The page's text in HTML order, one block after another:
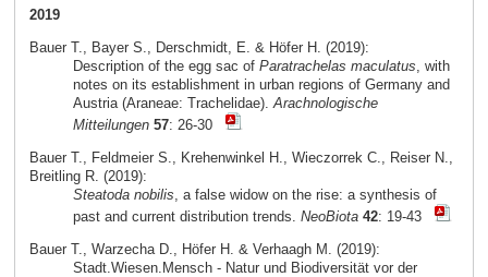
2019
Bauer T., Bayer S., Derschmidt, E. & Höfer H. (2019):
Description of the egg sac of Paratrachelas maculatus , with
notes on its establishment in urban regions of Germany and
Austria (Araneae: Trachelidae). Arachnologische
Mitteilungen 57: 26-30
Bauer T., Feldmeier S., Krehenwinkel H., Wieczorrek C., Reiser N.,
Breitling R. (2019):
Steatoda nobilis , a false widow on the rise: a synthesis of
past and current distribution trends. NeoBiota 42: 19-43
Bauer T., Warzecha D., Höfer H. & Verhaagh M. (2019):
Stadt.Wiesen.Mensch - Natur und Biodiversität vor der